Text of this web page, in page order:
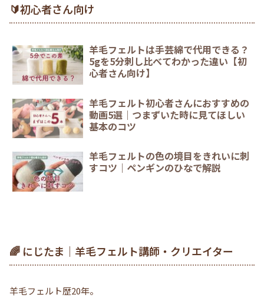
🔰初心者さん向け
羊毛フェルトは手芸綿で代用できる？
5gを5分刺し比べてわかった違い【初
心者さん向け】
羊毛フェルト初心者さんにおすすめの
動画5選｜つまずいた時に見てほしい
基本のコツ
羊毛フェルトの色の境目をきれいに刺
すコツ｜ペンギンのひなで解説
🌈 にじたま｜羊毛フェルト講師・クリエイター
羊毛フェルト歴20年。